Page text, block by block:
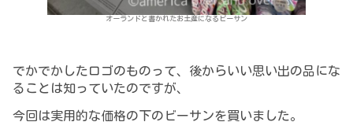
オーランドと書かれたお土産になるビーサン
でかでかしたロゴのものって、後からいい思い出の品にな
ることは知っていたのですが、
今回は実用的な価格の下のビーサンを買いました。